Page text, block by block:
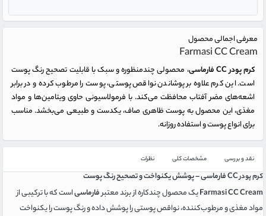
معرفی اجمالی محصول
Farmasi CC Cream
کرم پودر CC فارماسی
، محصولی چندمنظوره و سبک با قابلیت تصحیح رنگ پوست
است. این کرم علاوه بر پوشاندن نواقص پوستی، پوست را مرطوب کرده و در برابر
اشعه‌های مضر آفتاب محافظت می‌کند. با فرمولاسیونی حاوی ویتامین‌ها و مواد
مغذی، این محصول به پوست ظاهری صاف، یکدست و طبیعی می‌بخشد. مناسب
برای انواع پوست و استفاده روزانه.
نقد و بررسی مشخصات کلی نظرات
کرم پودرCC فارماسی – پوشش یکنواخت و تصحیح رنگ پوست
Farmasi CC Creamیک محصول چندکاره از برند معتبرفارماسیاست که با ترکیبی از
مواد مغذی و مرطوب‌کننده، نواقص پوستی را پوشش داده و رنگ پوست را یکنواخت